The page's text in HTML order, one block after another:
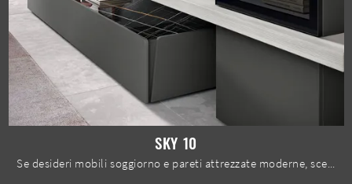
SKY 10
Se desideri mobili soggiorno e pareti attrezzate moderne, scegli il modello Sky 10 di Spar: clicca e scopri di più!